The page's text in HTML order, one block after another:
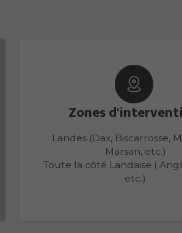
Zones
Landes (Dax, Biscarrosse,
Marsan, etc.)
Toute la côté Landaise (
etc.)